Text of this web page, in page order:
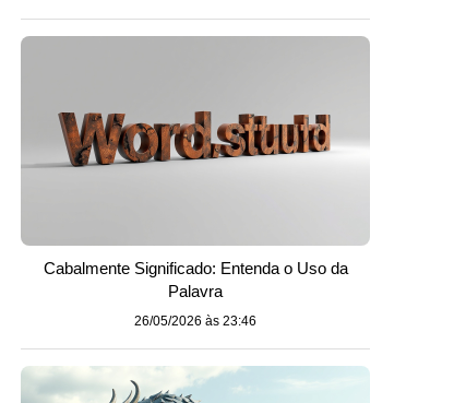
Cabalmente Significado: Entenda o Uso da
Palavra
26/05/2026 às 23:46